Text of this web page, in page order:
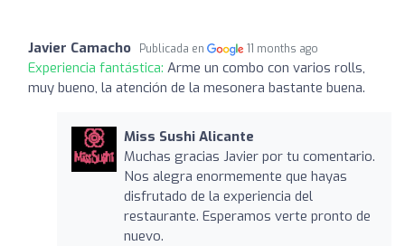
Javier Camacho Publicada en 11 months ago
Experiencia fantástica: Arme un combo con varios rolls,
muy bueno, la atención de la mesonera bastante buena.
Miss Sushi Alicante
Muchas gracias Javier por tu comentario.
Nos alegra enormemente que hayas
disfrutado de la experiencia del
restaurante. Esperamos verte pronto de
nuevo.